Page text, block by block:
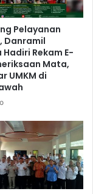
Pelayanan
Danramil
Rekam E-
Mata,
UMKM di